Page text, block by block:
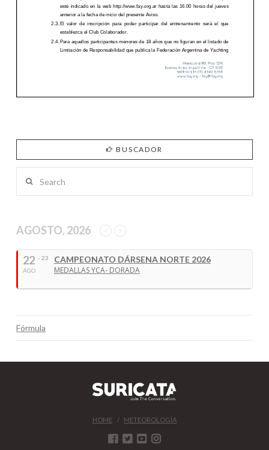
BUSCADOR
AGOSTO, 2026
22
AGO
- 23
CAMPEONATO DÁRSENA NORTE 2026
MEDALLAS YCA- DORADA
Fórmula
HOME METEOROLOGÍA